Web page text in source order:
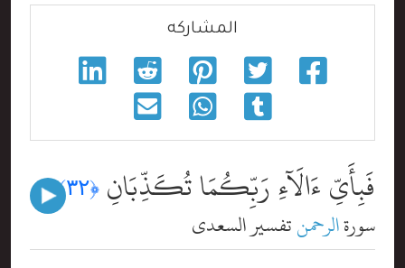
المشاركه
فَبِأَىِّ ءَالَآءِ رَبِّكُمَا تُكَذِّبَانِ ﴿٣٢﴾
سورةالرحمنتفسير السعدي